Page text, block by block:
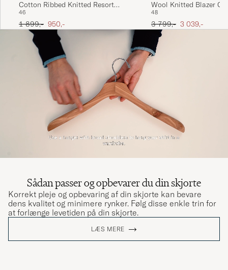
Cotton Ribbed Knitted Resort
Shirt Light Beige
46
Ordinary pris
1 899,- Nedsat pris
950,-
Wool Knitted Blazer
48
Ordinary pris
3 799,- Nedsat pris
3 039,-
Sådan passer og opbevarer du din skjorte
Korrekt pleje og opbevaring af din skjorte kan bevare
dens kvalitet og minimere rynker. Følg disse enkle trin for
at forlænge levetiden på din skjorte.
LÆS MERE